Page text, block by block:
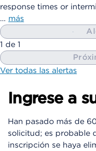
response times or
… más
mostrando
1 de 1
Ver todas las alertas
Ingrese a
Han pasado más de
solicitud; es probable
inscripción se haya